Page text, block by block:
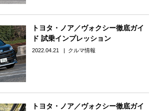
トヨタ・ノア／ヴォクシー徹底ガイ
ド 試乗インプレッション
2022.04.21 クルマ情報
トヨタ・ノア／ヴォクシー徹底ガイ